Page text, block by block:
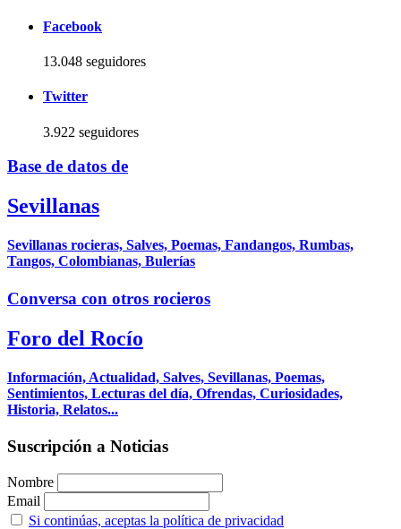
Facebook
13.048 seguidores
Twitter
3.922 seguidores
Base de datos de
Sevillanas
Sevillanas rocieras, Salves, Poemas, Fandangos, Rumbas,
Tangos, Colombianas, Bulerías
Conversa con otros rocieros
Foro del Rocío
Información, Actualidad, Salves, Sevillanas, Poemas,
Sentimientos, Lecturas del día, Ofrendas, Curiosidades,
Historia, Relatos...
Suscripción a Noticias
Nombre
Email
Si continúas, aceptas la política de privacidad